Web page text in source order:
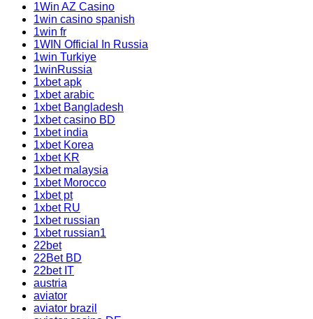
1Win AZ Casino
1win casino spanish
1win fr
1WIN Official In Russia
1win Turkiye
1winRussia
1xbet apk
1xbet arabic
1xbet Bangladesh
1xbet casino BD
1xbet india
1xbet Korea
1xbet KR
1xbet malaysia
1xbet Morocco
1xbet pt
1xbet RU
1xbet russian
1xbet russian1
22bet
22Bet BD
22bet IT
austria
aviator
aviator brazil